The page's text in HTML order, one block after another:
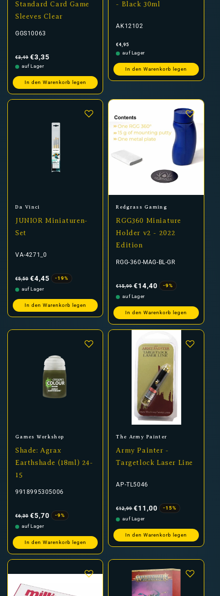
Standard Card Game
Sleeves Clear
GGS10063
Preis
€3,49 €3,35
auf Lager
In den Warenkorb legen
- Black 30ml
AK12102
Normaler
Preis
€4,95
auf Lager
In den Warenkorb legen
Anbieter:
Da Vinci
JUNIOR Miniaturen-
Set
VA-4271_0
Preis
€5,50 €4,45
-19%
auf Lager
In den Warenkorb legen
Anbieter:
Redgrass Gaming
RGG360 Miniature
Holder v2 - 2022
Edition
RGG-360-MAG-BL-GR
Preis
€15,99 €14,40
-9%
auf Lager
In den Warenkorb legen
Anbieter:
Games Workshop
Shade: Agrax
Earthshade (18ml) 24-
15
9918995305006
Preis
€6,30 €5,70
-9%
auf Lager
In den Warenkorb legen
Anbieter:
The Army Painter
Army Painter -
Targetlock Laser Line
AP-TL5046
Preis
€12,99 €11,00
-15%
auf Lager
In den Warenkorb legen